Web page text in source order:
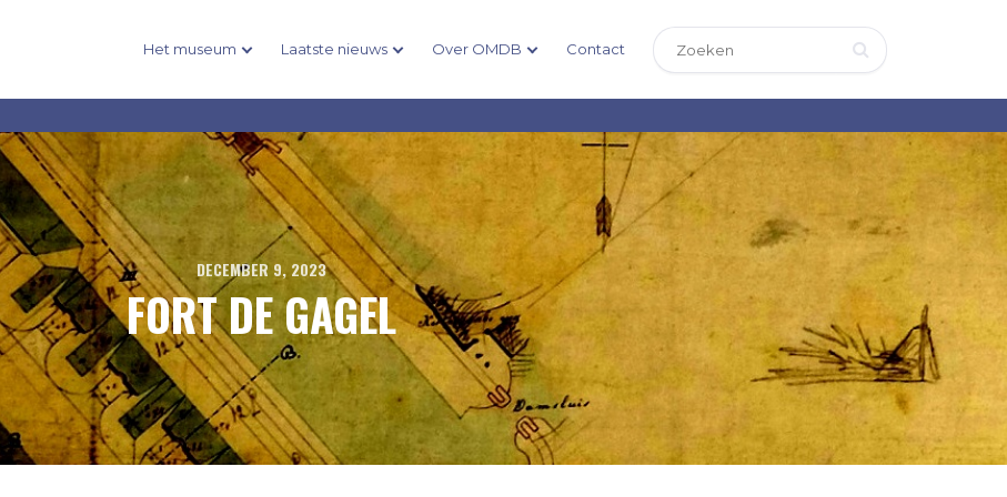
Het museum Laatste nieuws Over OMDB Contact
DECEMBER 9, 2023
FORT DE GAGEL